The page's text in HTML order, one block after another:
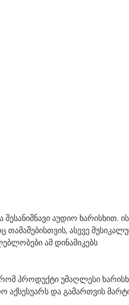
აუდიო ხარისხით.
ასევე
ამ დინამიკებს
პროდუქტი უმაღლესი
აქსესუარს და გამართვის